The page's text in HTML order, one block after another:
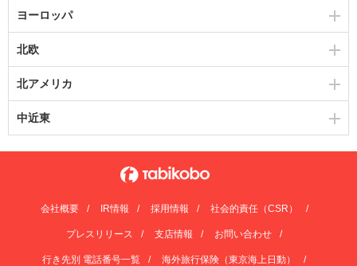
ヨーロッパ
北欧
北アメリカ
中近東
会社概要 IR情報 採用情報 社会的責任（CSR）
プレスリリース 支店情報 お問い合わせ
行き先別 電話番号一覧 海外旅行保険（東京海上日動）